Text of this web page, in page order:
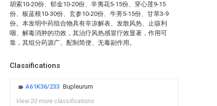
胡索10-20份、郁金10-20份、辛夷花5-15份、穿心莲9-15
份、板蓝根10-30份、玄参10-20份、牛蒡5-15份、甘草3-9
份。本发明中药组合物具有辛凉解表、发散风热、止咳利
咽、解毒消肿的功效，其治疗风热感冒疗效显著，作用可
靠，其组分药源广、配制简便、无毒副作用。
Classifications
A61K36/233 Bupleurum
View 20 more classifications